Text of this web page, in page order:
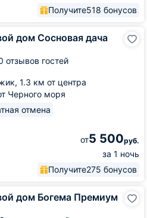
Получите518 бонусов
дом Сосновая дача
отзывов гостей
1.3 км от центра
Черного моря
отмена
от5 500руб.
за 1 ночь
Получите275 бонусов
дом Богема Премиум